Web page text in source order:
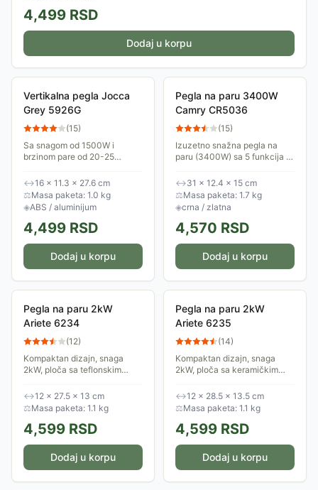
4,499 RSD
Dodaj u korpu
Vertikalna pegla Jocca
Grey 5926G
(15)
Sa snagom od 1500W i
brzinom pare od 20-25
snažne performanse za brzo i
efikasno peglanje. Odvojivi
rezervoar za vodu...
↔16 × 11.3 × 27.6 cm
⚖Masa paketa: 1.0 kg
◈ABS / aluminijum
4,499 RSD
Dodaj u korpu
Pegla na paru 3400W
Camry CR5036
(15)
Izuzetno snažna pegla na
paru (3400W) sa 5 funkcija i
isključivanje, protiv kapanja,
protiva kamenca i
samočišćenje.
↔31 × 12.4 × 15 cm
⚖Masa paketa: 1.7 kg
◈crna / zlatna
4,570 RSD
Dodaj u korpu
Pegla na paru 2kW
Ariete 6234
(12)
Kompaktan dizajn, snaga
2kW, ploča sa teflonskim
sistem samočišćenja, snažna
para...
↔12 × 27.5 × 13 cm
⚖Masa paketa: 1.1 kg
4,599 RSD
Dodaj u korpu
Pegla na paru 2kW
Ariete 6235
(14)
Kompaktan dizajn, snaga
2kW, ploča sa keramičkim
sistem protiv kapanja, snažna
para...
↔12 × 28.5 × 13.5 cm
⚖Masa paketa: 1.1 kg
4,599 RSD
Dodaj u korpu